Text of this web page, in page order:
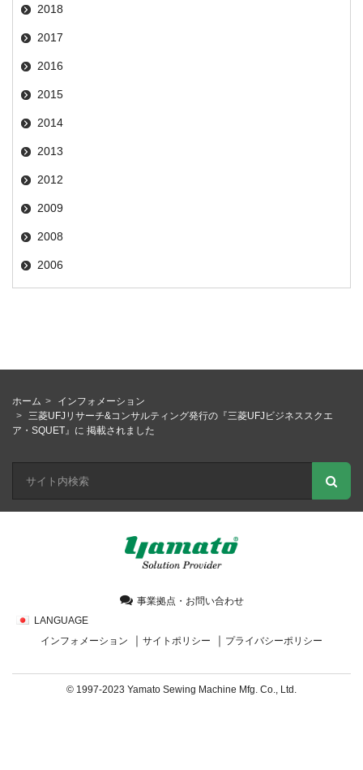
2018
2017
2016
2015
2014
2013
2012
2009
2008
2006
ホーム
インフォメーション
三菱UFJリサーチ&コンサルティング発行の『三菱UFJビジネススクエ
ア・SQUET』に 掲載されました
事業拠点・お問い合わせ
LANGUAGE
インフォメーション
サイトポリシー プライバシーポリシー
© 1997-2023 Yamato Sewing Machine Mfg. Co., Ltd.